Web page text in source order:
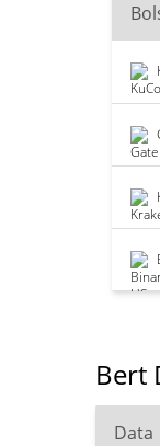
Bert
Data